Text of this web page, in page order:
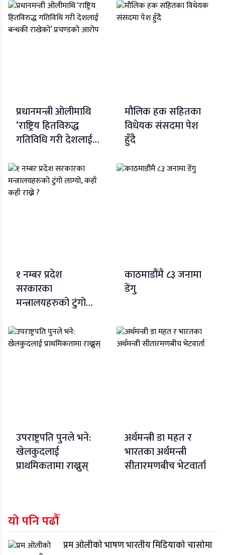
प्रधानमन्त्री ओलीमाथि
‘राष्ट्रिय हितविरुद्ध
गतिविधि गरी देशलाई
प्रचण्डको आरोप
मौलिक हक सहितका
विधेयक संसदमा पेश
हुँदै
१ नम्बर प्रदेश
सरकारका
मन्त्रालयहरुको टुंगो
?
काठमाडौंमै ८३ जनामा
डेंगु
उपराष्ट्रपति पुनले भने:
खेलकुदलाई
प्राथमिकतामा राख्नुस्
अर्थमन्त्री डा महत र
भारतका अर्थमन्त्री
सीतारमणबीच भेटवार्ता
यो पनि पढौँ
प्रम ओलीको भाषण भारतीय मिडियाको चासोमा